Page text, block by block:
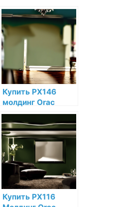
Купить PX146
молдинг Orac
Decor
Дюрополимер по
низкой цене в
интернет-
магазине
Купить PX116